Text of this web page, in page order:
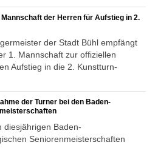
der Herren für Aufstieg in 2.
der Stadt Bühl empfängt
1. Mannschaft zur offiziellen
Aufstieg in die 2. Kunstturn-
der Turner bei den Baden-
diesjährigen Baden-
Seniorenmeisterschaften